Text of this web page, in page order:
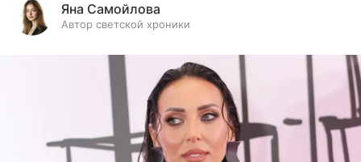
Яна Самойлова
Автор светской хроники